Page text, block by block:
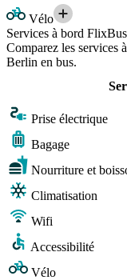
Vélo
Services à bord
Comparez les services
Berlin en bus.
Prise électrique
Bagage
Nourriture et
Climatisation
Wifi
Accessibilité
Vélo